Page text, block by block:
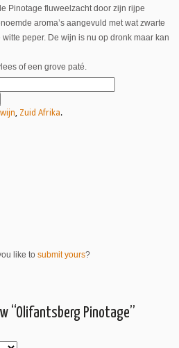
Pinotage fluweelzacht door zijn rijpe
aroma’s aangevuld met wat zwarte
peper. De wijn is nu op dronk maar kan
of een grove paté.
Zuid Afrika.
like to submit yours?
“Olifantsberg Pinotage”